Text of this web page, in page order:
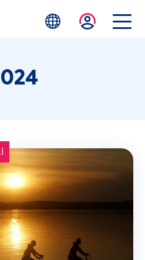
Skip to main content